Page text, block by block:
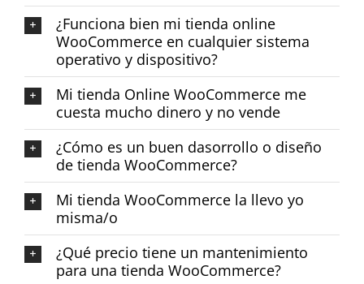
¿Funciona bien mi tienda online
WooCommerce en cualquier sistema
operativo y dispositivo?
Mi tienda Online WooCommerce me
cuesta mucho dinero y no vende
¿Cómo es un buen dasorrollo o diseño
de tienda WooCommerce?
Mi tienda WooCommerce la llevo yo
misma/o
¿Qué precio tiene un mantenimiento
para una tienda WooCommerce?